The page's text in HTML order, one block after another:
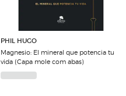
PHIL HUGO
Magnesio: El mineral que potencia tu
vida (Capa mole com abas)